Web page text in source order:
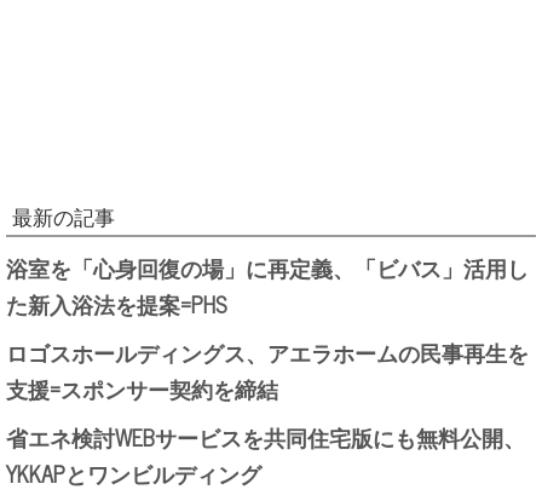
最新の記事
浴室を「心身回復の場」に再定義、「ビバス」活用し
た新入浴法を提案=PHS
ロゴスホールディングス、アエラホームの民事再生を
支援=スポンサー契約を締結
省エネ検討WEBサービスを共同住宅版にも無料公開、
YKKAPとワンビルディング